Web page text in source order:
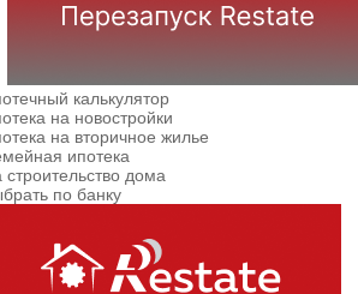
калькулятор
на новостройки
на вторичное жилье
ипотека
строительство дома
по банку